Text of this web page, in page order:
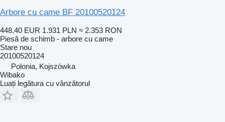
Arbore cu came BF 20100520124
448,40 EUR 1.931 PLN ≈ 2.353 RON
Piesă de schimb - arbore cu came
Stare nou
20100520124
Polonia, Kojszówka
Wibako
Luați legătura cu vânzătorul